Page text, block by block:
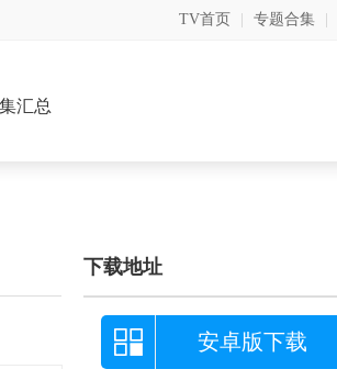
TV首页 专题合集
汇总
下载地址
安卓版下载